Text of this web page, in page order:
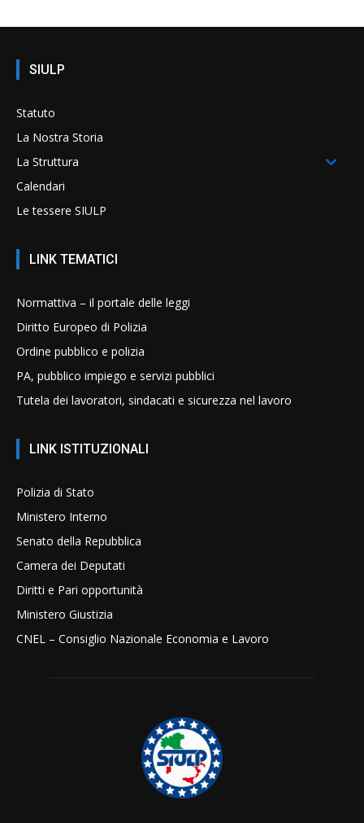
SIULP
Statuto
La Nostra Storia
La Struttura
Calendari
Le tessere SIULP
LINK TEMATICI
Normattiva – il portale delle leggi
Diritto Europeo di Polizia
Ordine pubblico e polizia
PA, pubblico impiego e servizi pubblici
Tutela dei lavoratori, sindacati e sicurezza nel lavoro
LINK ISTITUZIONALI
Polizia di Stato
Ministero Interno
Senato della Repubblica
Camera dei Deputati
Diritti e Pari opportunità
Ministero Giustizia
CNEL – Consiglio Nazionale Economia e Lavoro